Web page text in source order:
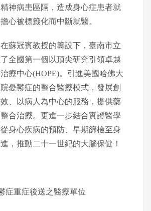
神病患區隔，造成身心症患者就
心被標籤化而中斷就醫。
蘇冠賓教授的籌設下，臺南市立
全國第一個以頂尖研究引領卓越
療中心(HOPE)。引進美國哈佛大
憂鬱症的整合醫療模式，發展創
、以病人為中心的服務，提供藥
合治療。更進一步結合實證醫學
身心疾病的預防、早期篩檢至身
，推動二十一世紀的大腦保健！
症重症後送之醫療單位